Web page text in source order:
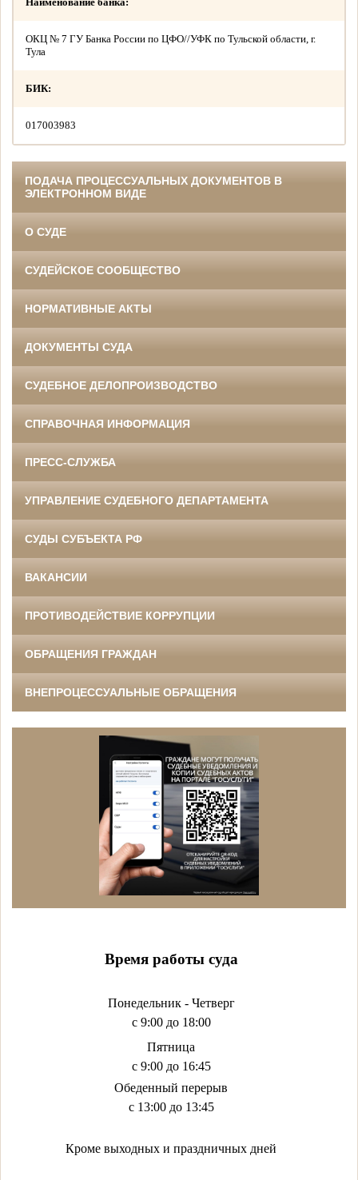
ОКЦ № 7 ГУ Банка России по ЦФО//УФК по Тульской области, г.
Тула
БИК:
017003983
ПОДАЧА ПРОЦЕССУАЛЬНЫХ ДОКУМЕНТОВ В
ЭЛЕКТРОННОМ ВИДЕ
О СУДЕ
СУДЕЙСКОЕ СООБЩЕСТВО
НОРМАТИВНЫЕ АКТЫ
ДОКУМЕНТЫ СУДА
СУДЕБНОЕ ДЕЛОПРОИЗВОДСТВО
СПРАВОЧНАЯ ИНФОРМАЦИЯ
ПРЕСС-СЛУЖБА
УПРАВЛЕНИЕ СУДЕБНОГО ДЕПАРТАМЕНТА
СУДЫ СУБЪЕКТА РФ
ВАКАНСИИ
ПРОТИВОДЕЙСТВИЕ КОРРУПЦИИ
ОБРАЩЕНИЯ ГРАЖДАН
ВНЕПРОЦЕССУАЛЬНЫЕ ОБРАЩЕНИЯ
Время работы суда
Понедельник - Четверг
с 9:00 до 18:00
Пятница
с 9:00 до 16:45
Обеденный перерыв
с 13:00 до 13:45
Кроме выходных и праздничных дней